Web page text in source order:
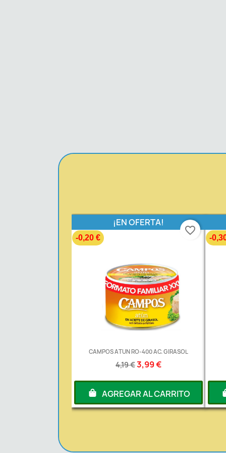
CAMPOS ATUN RO-400 AC. GIRASOL
4,19 €3,99 €
¡EN OFERTA!
-0,20 €
AGREGAR AL CARRITO
favorite_border
-